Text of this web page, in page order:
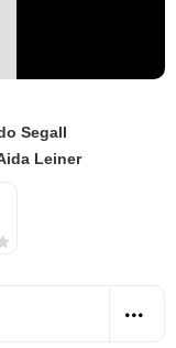
Segall
Leiner